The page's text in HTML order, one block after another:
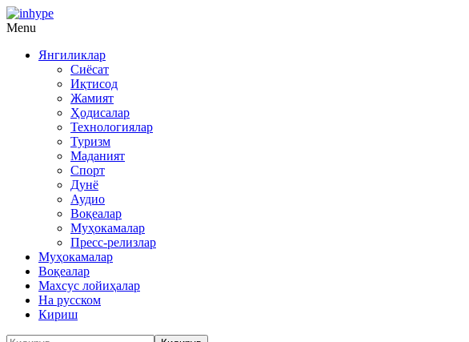
Menu
Янгиликлар
Сиёсат
Иқтисод
Жамият
Ҳодисалар
Технологиялар
Туризм
Маданият
Спорт
Дунё
Аудио
Воқеалар
Муҳокамалар
Пресс-релизлар
Муҳокамалар
Воқеалар
Махсус лойиҳалар
На русском
Кириш